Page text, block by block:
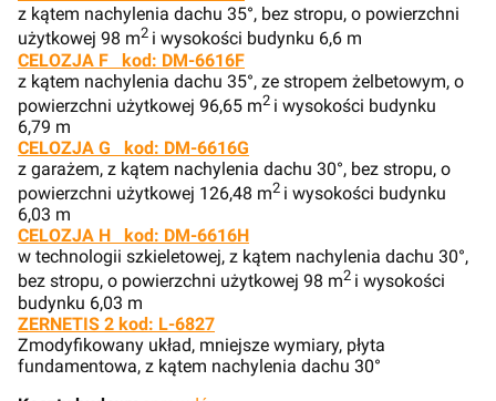
z kątem nachylenia dachu 35°, bez stropu, o powierzchni
użytkowej 98 m2 i wysokości budynku 6,6 m
CELOZJA F kod: DM-6616F
z kątem nachylenia dachu 35°, ze stropem żelbetowym, o
powierzchni użytkowej 96,65 m2 i wysokości budynku
6,79 m
CELOZJA G kod: DM-6616G
z garażem, z kątem nachylenia dachu 30°, bez stropu, o
powierzchni użytkowej 126,48 m2 i wysokości budynku
6,03 m
CELOZJA H kod: DM-6616H
w technologii szkieletowej, z kątem nachylenia dachu 30°,
bez stropu, o powierzchni użytkowej 98 m2 i wysokości
budynku 6,03 m
ZERNETIS 2 kod: L-6827
Zmodyfikowany układ, mniejsze wymiary, płyta
fundamentowa, z kątem nachylenia dachu 30°